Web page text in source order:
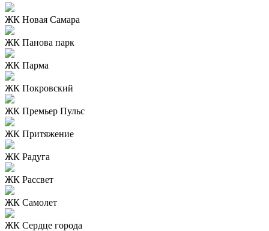
ЖК Новая Самара
ЖК Панова парк
ЖК Парма
ЖК Покровский
ЖК Премьер Пульс
ЖК Притяжение
ЖК Радуга
ЖК Рассвет
ЖК Самолет
ЖК Сердце города